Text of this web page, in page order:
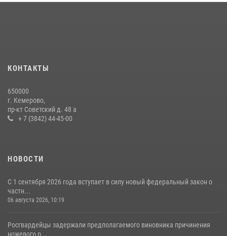
20 июля 2026, 08:52
гипермаркета товары на 13 тысяч рублей (ВИДЕО)
16 июля 2026, 06:43
КОНТАКТЫ
650000
г. Кемерово,
пр-кт Советский д. 48 а
+ 7 (3842) 44-45-00
НОВОСТИ
С 1 сентября 2026 года вступает в силу новый федеральный закон о
частн...
06 августа 2026, 10:19
Росгвардейцы задержали предполагаемого виновника причинения
ножевого р...